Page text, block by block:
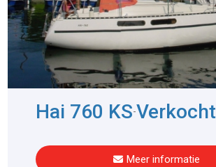
Hai 760 KS-Verkocht
Meer informatie